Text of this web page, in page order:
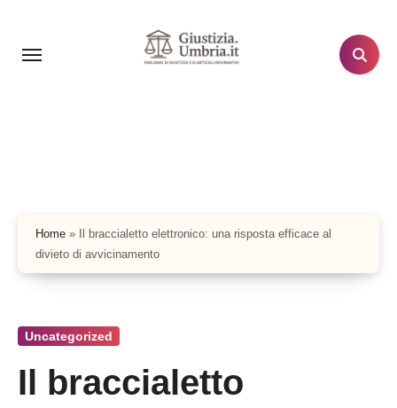
contenuto
Home »
Il braccialetto elettronico: una risposta efficace al
divieto di avvicinamento
Uncategorized
Il braccialetto